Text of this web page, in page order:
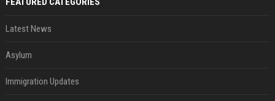
Latest News
Asylum
Immigration Updates